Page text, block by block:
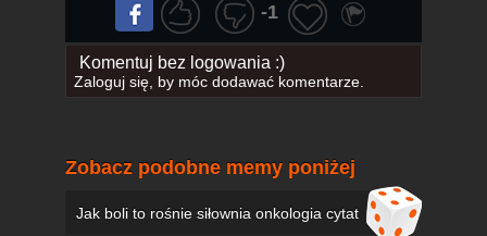
-1
Komentuj bez logowania :)
Zaloguj się, by móc dodawać komentarze.
Zobacz podobne memy poniżej
Jak boli to rośnie siłownia onkologia cytat